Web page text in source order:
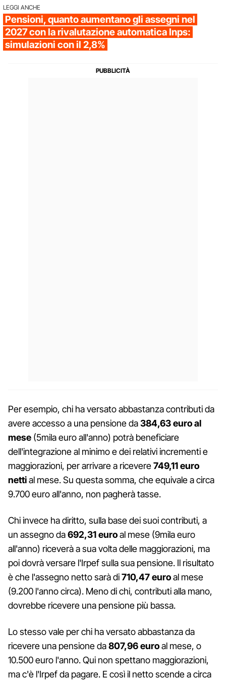
LEGGI ANCHE
Pensioni, quanto aumentano gli assegni nel
2027 con la rivalutazione automatica Inps:
simulazioni con il 2,8%
Per esempio, chi ha versato abbastanza contributi da
avere accesso a una pensione da384,63 euro al
mese (5mila euro all'anno) potrà beneficiare
dell'integrazione al minimo e dei relativi incrementi e
maggiorazioni, per arrivare a ricevere749,11 euro
nettial mese. Su questa somma, che equivale a circa
9.700 euro all'anno, non pagherà tasse.
Chi invece ha diritto, sulla base dei suoi contributi, a
un assegno da692,31 euroal mese (9mila euro
all'anno) riceverà a sua volta delle maggiorazioni, ma
poi dovrà versare l'Irpef sulla sua pensione. Il risultato
è che l'assegno netto sarà di710,47 euroal mese
(9.200 l'anno circa). Meno di chi, contributi alla mano,
dovrebbe ricevere una pensione più bassa.
Lo stesso vale per chi ha versato abbastanza da
ricevere una pensione da807,96 euroal mese, o
10.500 euro l'anno. Qui non spettano maggiorazioni,
ma c'è l'Irpef da pagare. E così il netto scende a circa